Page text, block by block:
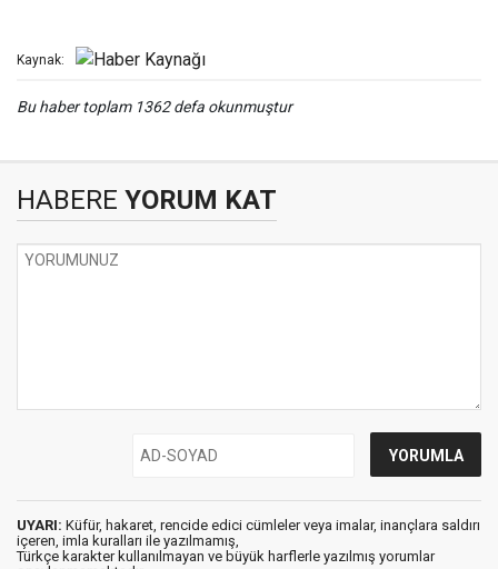
Kaynak:
Bu haber toplam 1362 defa okunmuştur
HABERE YORUM KAT
UYARI: Küfür, hakaret, rencide edici cümleler veya imalar, inançlara saldırı
içeren, imla kuralları ile yazılmamış,
Türkçe karakter kullanılmayan ve büyük harflerle yazılmış yorumlar